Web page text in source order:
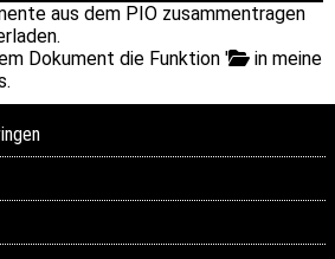
aus dem PIO zusammentragen
Dokument die Funktion '
in meine